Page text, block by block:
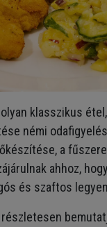
klasszikus
némi
a
ahhoz,
és szaftos